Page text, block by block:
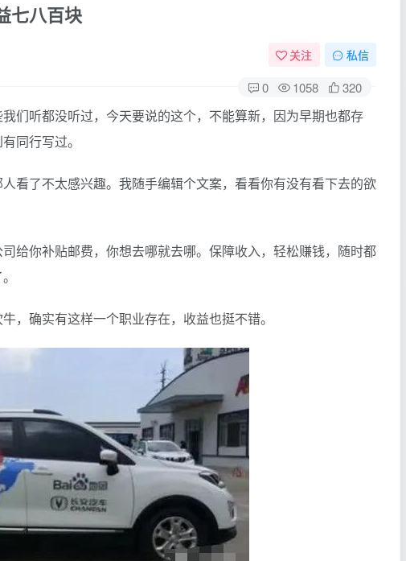
七八百块
关注 私信
0 1058 320
们听都没听过，今天要说的这个，不能算新，因为早期也都存
同行写过。
看了不太感兴趣。我随手编辑个文案，看看你有没有看下去的欲
给你补贴邮费，你想去哪就去哪。保障收入，轻松赚钱，随时都
，确实有这样一个职业存在，收益也挺不错。